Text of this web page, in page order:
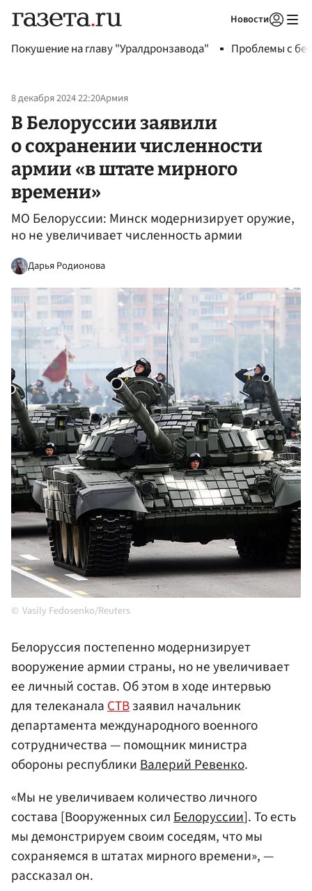
Новости
Покушение на главу "Уралдронзавода" Проблемы с
8 декабря 2024 22:20Армия
В Белоруссии заявили
о сохранении численности
армии «в штате мирного
времени»
МО Белоруссии: Минск модернизирует оружие,
но не увеличивает численность армии
Дарья Родионова
Vasily Fedosenko/Reuters
Белоруссия постепенно модернизирует
вооружение армии страны, но не увеличивает
ее личный состав. Об этом в ходе интервью
для телеканалаСТВзаявил начальник
департамента международного военного
сотрудничества — помощник министра
обороны республикиВалерий Ревенко.
«Мы не увеличиваем количество личного
состава [Вооруженных силБелоруссии]. То есть
мы демонстрируем своим соседям, что мы
сохраняемся в штатах мирного времени», —
рассказал он.